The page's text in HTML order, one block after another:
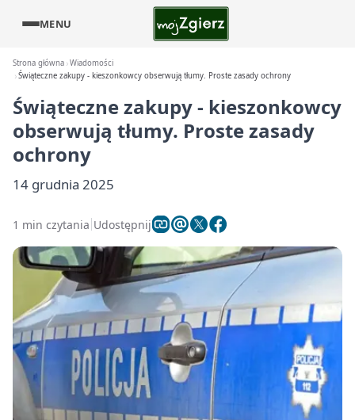
MENU
Strona główna Wiadomości
Świąteczne zakupy - kieszonkowcy obserwują tłumy. Proste zasady ochrony
Świąteczne zakupy - kieszonkowcy
obserwują tłumy. Proste zasady
ochrony
14 grudnia 2025
1 min czytania Udostępnij